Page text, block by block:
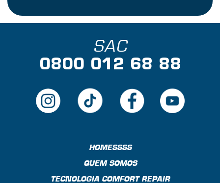
SAC
0800 012 68 88
HOMESSSS
QUEM SOMOS
TECNOLOGIA COMFORT REPAIR